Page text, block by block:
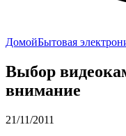
ДомойБытовая
Выбор
внимание
21/11/2011